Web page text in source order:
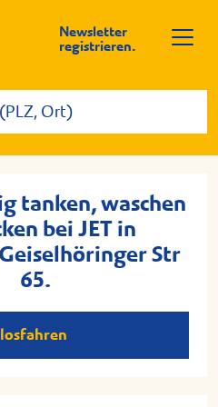
Newsletter
registrieren.
tanken, waschen
bei JET in
Str
65.